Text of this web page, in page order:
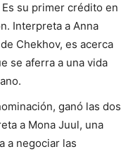
Es su primer crédito en
Interpreta a Anna
Chekhov, es acerca
se aferra a una vida
ganó las dos
a Mona Juul, una
a negociar las